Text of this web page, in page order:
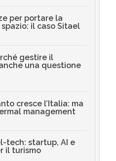
per portare la
il caso Sitael
gestire il
una questione
cresce l’Italia: ma
management
tech: startup, AI e
il turismo